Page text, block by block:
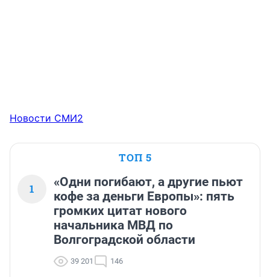
Новости СМИ2
ТОП 5
1
«Одни погибают, а другие пьют
кофе за деньги Европы»: пять
громких цитат нового
начальника МВД по
Волгоградской области
39 201 146